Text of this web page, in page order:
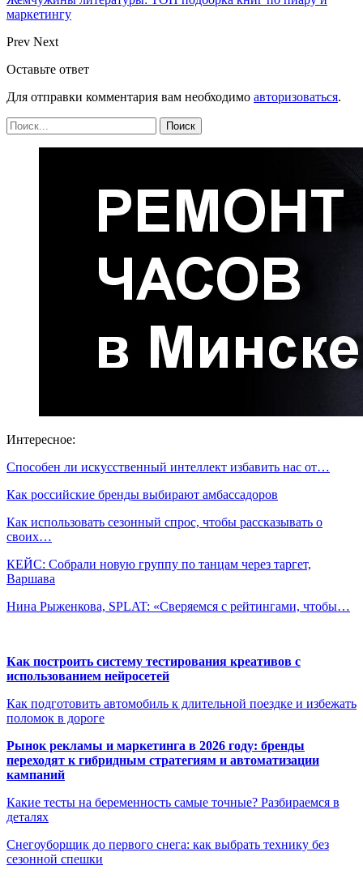
маркетингу
Prev Next
Оставьте ответ
Для отправки комментария вам необходимо авторизоваться.
Интересное:
Способен ли искусственный интеллект избавить нас от…
Как российские бренды выбирают амбассадоров
Как использовать сезонный спрос, чтобы рассказывать о
своих…
КЕЙС: Собрали новую группу по танцам через таргет,
Варшава
Нина Рыженкова, SPLAT: «Сверяемся с рейтингами, чтобы…
Как построить систему тестирования креативов с
использованием нейросетей
Как подготовить автомобиль к длительной поездке и избежать
поломок в дороге
Рынок рекламы и маркетинга в 2026 году: бренды
переходят к гибридным стратегиям и автоматизации
кампаний
Какие тесты на беременность самые точные? Разбираемся в
деталях
Снегоуборщик до первого снега: как выбрать технику без
сезонной спешки